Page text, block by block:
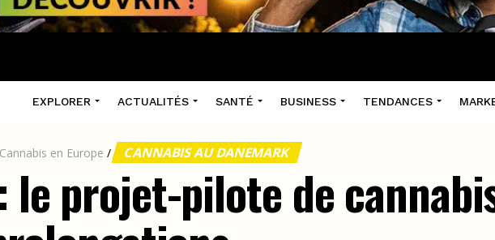
EXPLORER ACTUALITÉS SANTÉ BUSINESS TENDANCES
Cannabis en Europe / CANNABIS AU DANEMARK
le projet-pilote de